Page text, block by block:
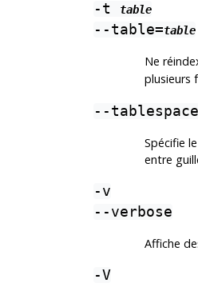
-t table
--table=table
Ne
plusieurs
--
Spécifie
entre
-v
--verbose
Affiche
-V